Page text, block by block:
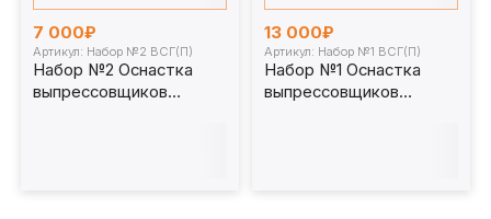
7 000₽
Артикул: Набор №2 ВСГ(П)
Набор №2 Оснастка
выпрессовщиков
13 000₽
Артикул: Набор №1 ВСГ(П)
Набор №1 Оснастка
выпрессовщиков